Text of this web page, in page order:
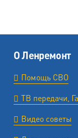
О Ленремонт
Помощь СВО
ТВ передачи,
Видео советы